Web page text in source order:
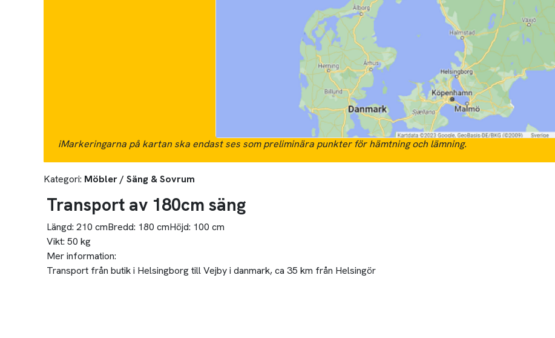
iMarkeringarna på kartan ska endast ses som preliminära punkter för hämtning och lämning.
Kategori: Möbler / Säng & Sovrum
Transport av 180cm säng
Längd: 210 cmBredd: 180 cmHöjd: 100 cm
Vikt: 50 kg
Mer information:
Transport från butik i Helsingborg till Vejby i danmark, ca 35 km från Helsingör